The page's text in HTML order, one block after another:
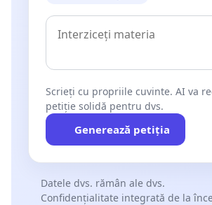
Scrieți cu propriile cuvinte. AI va
petiție solidă pentru dvs.
Generează petiția
Datele dvs. rămân ale dvs.
Confidențialitate integrată de la